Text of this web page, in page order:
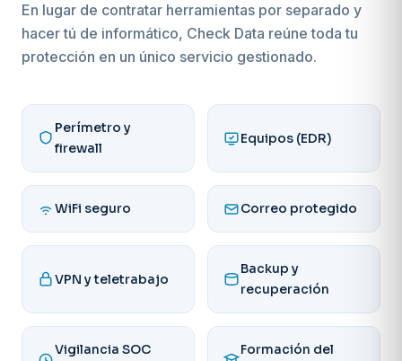
En lugar de contratar herramientas por separado y
hacer tú de informático, Check Data reúne toda tu
protección en un único servicio gestionado.
Perímetro y
firewall
Equipos (EDR)
WiFi seguro Correo protegido
VPN y teletrabajo
Backup y
recuperación
Vigilancia SOC
Formación del